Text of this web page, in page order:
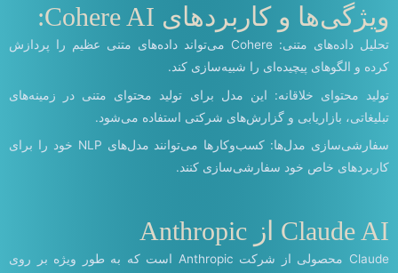
ویژگی‌ها و کاربردهای Cohere AI:
تحلیل داده‌های متنی: Cohere می‌تواند داده‌های متنی عظیم را پردازش
کرده و الگوهای پیچیده‌ای را شبیه‌سازی کند.
تولید محتوای خلاقانه: این مدل برای تولید محتوای متنی در زمینه‌های
تبلیغاتی، بازاریابی و گزارش‌های شرکتی استفاده می‌شود.
سفارشی‌سازی مدل‌ها: کسب‌وکارها می‌توانند مدل‌های NLP خود را برای
کاربردهای خاص خود سفارشی‌سازی کنند.
Claude AI از Anthropic
Claude محصولی از شرکت Anthropic است که به طور ویژه بر روی